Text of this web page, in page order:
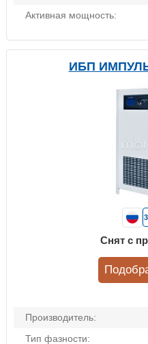
Активная мощность:
ИБП
Производитель:
Тип фазности:
Снят с